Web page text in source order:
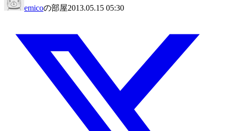
emicoの部屋2013.05.15 05:30